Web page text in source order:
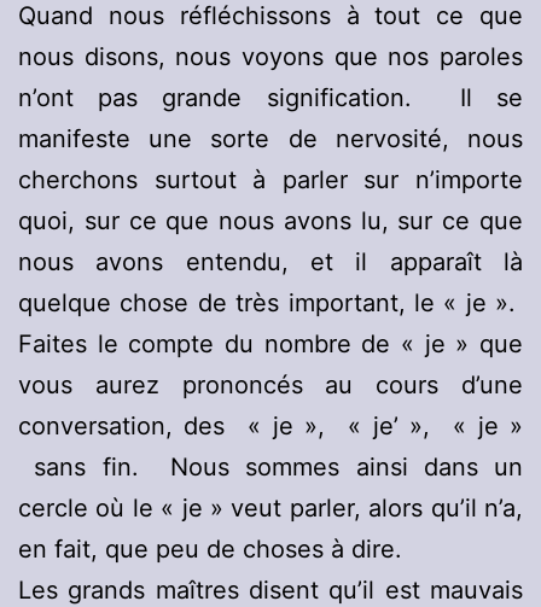
Quand nous réfléchissons à tout ce que
nous disons, nous voyons que nos paroles
n’ont pas grande signification. Il se
manifeste une sorte de nervosité, nous
cherchons surtout à parler sur n’importe
quoi, sur ce que nous avons lu, sur ce que
nous avons entendu, et il apparaît là
quelque chose de très important, le « je ».
Faites le compte du nombre de « je » que
vous aurez prononcés au cours d’une
conversation, des « je », « je’ », « je »
sans fin. Nous sommes ainsi dans un
cercle où le « je » veut parler, alors qu’il n’a,
en fait, que peu de choses à dire.
Les grands maîtres disent qu’il est mauvais